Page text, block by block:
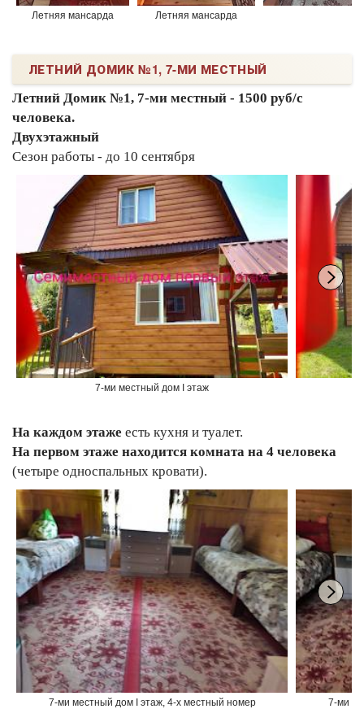
Летняя мансарда Летняя мансарда
ЛЕТНИЙ ДОМИК №1, 7-МИ МЕСТНЫЙ
Летний Домик №1, 7-ми местный - 1500 руб/с
человека.
Двухэтажный
Сезон работы - до 10 сентября
7-ми местный дом I этаж
На каждом этаже есть кухня и туалет.
На первом этаже находится комната на 4 человека
(четыре односпальных кровати).
7-ми местный дом I этаж, 4-х местный номер 7-ми